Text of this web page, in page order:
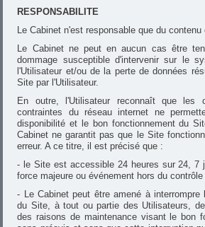
RESPONSABILITE
Le Cabinet n'est responsable que du
Le Cabinet ne peut en aucun cas être
dommage susceptible d'intervenir sur le
l'Utilisateur et/ou de la perte de données
Site par l'Utilisateur.
En outre, l'Utilisateur reconnaît que les
contraintes du réseau internet ne
disponibilité et le bon fonctionnement du
Cabinet ne garantit pas que le Site
erreur. A ce titre, il est précisé que :
- le Site est accessible 24 heures sur 24, 7
force majeure ou événement hors du
- Le Cabinet peut être amené à
du Site, à tout ou partie des Utilisateurs,
des raisons de maintenance visant le bon